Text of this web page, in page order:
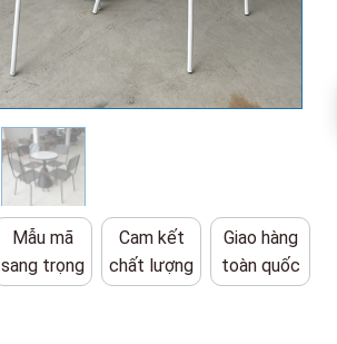
Mẫu mã
sang trọng
Cam kết
chất lượng
Giao hàng
toàn quốc